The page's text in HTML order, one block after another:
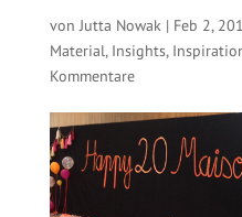
vonJutta Nowak| Feb 2,
Material, Insights,
Kommentare